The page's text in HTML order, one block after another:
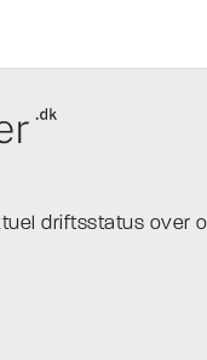
driftsstatus over